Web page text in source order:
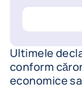
Ultimele
conform
economice